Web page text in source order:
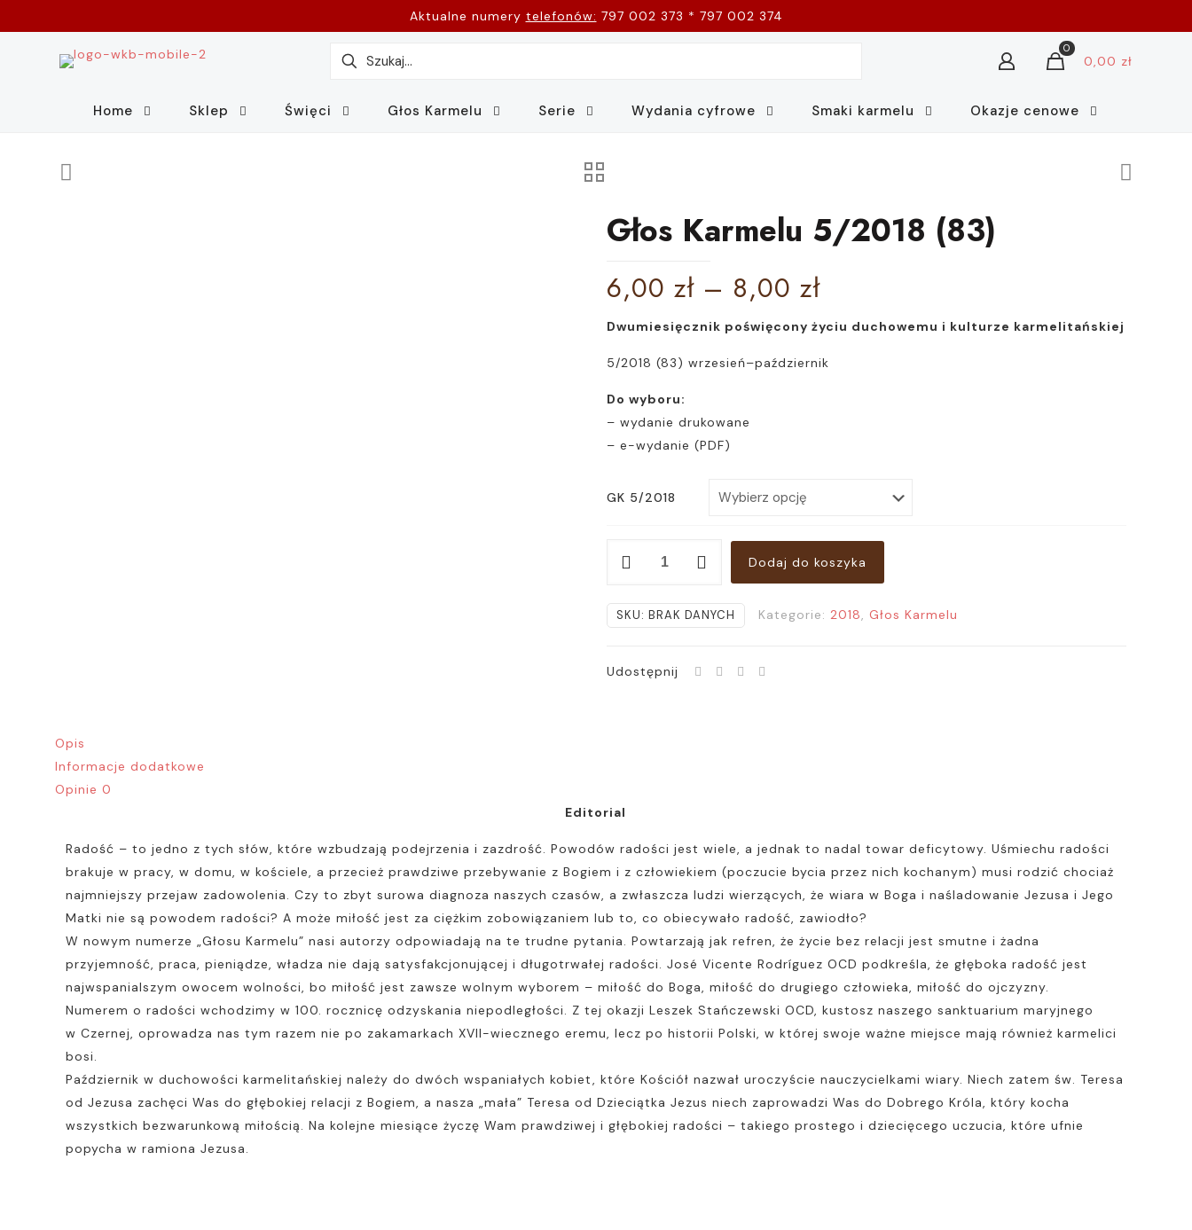
Aktualne numery telefonów: 797 002 373 * 797 002 374
0
0,00 zł
Home Sklep Święci Głos Karmelu Serie Wydania cyfrowe Smaki karmelu Okazje cenowe
Głos Karmelu 5/2018 (83)
6,00 zł – 8,00 złZakres
cen:
od
6,00 zł
Dwumiesięcznik poświęcony życiu duchowemu i kulturze karmelitańskiej
5/2018 (83) wrzesień–październik
Do wyboru:
– wydanie drukowane
– e-wydanie (PDF)
GK 5/2018
Głos
5/2018
Dodaj do koszyka
SKU: BRAK DANYCH Kategorie: 2018, Głos Karmelu
Udostępnij
Opis
Informacje dodatkowe
Opinie 0
Editorial
Radość – to jedno z tych słów, które wzbudzają podejrzenia i zazdrość. Powodów radości jest wiele, a jednak to nadal towar deficytowy. Uśmiechu radości
brakuje w pracy, w domu, w kościele, a przecież prawdziwe przebywanie z Bogiem i z człowiekiem (poczucie bycia przez nich kochanym) musi rodzić chociaż
najmniejszy przejaw zadowolenia. Czy to zbyt surowa diagnoza naszych czasów, a zwłaszcza ludzi wierzących, że wiara w Boga i naśladowanie Jezusa i Jego
Matki nie są powodem radości? A może miłość jest za ciężkim zobowiązaniem lub to, co obiecywało radość, zawiodło?
W nowym numerze „Głosu Karmelu” nasi autorzy odpowiadają na te trudne pytania. Powtarzają jak refren, że życie bez relacji jest smutne i żadna
przyjemność, praca, pieniądze, władza nie dają satysfakcjonującej i długotrwałej radości. José Vicente Rodríguez OCD podkreśla, że głęboka radość jest
najwspanialszym owocem wolności, bo miłość jest zawsze wolnym wyborem – miłość do Boga, miłość do drugiego człowieka, miłość do ojczyzny.
Numerem o radości wchodzimy w 100. rocznicę odzyskania niepodległości. Z tej okazji Leszek Stańczewski OCD, kustosz naszego sanktuarium maryjnego
w Czernej, oprowadza nas tym razem nie po zakamarkach XVII-wiecznego eremu, lecz po historii Polski, w której swoje ważne miejsce mają również karmelici
bosi.
Październik w duchowości karmelitańskiej należy do dwóch wspaniałych kobiet, które Kościół nazwał uroczyście nauczycielkami wiary. Niech zatem św. Teresa
od Jezusa zachęci Was do głębokiej relacji z Bogiem, a nasza „mała” Teresa od Dzieciątka Jezus niech zaprowadzi Was do Dobrego Króla, który kocha
wszystkich bezwarunkową miłością. Na kolejne miesiące życzę Wam prawdziwej i głębokiej radości – takiego prostego i dziecięcego uczucia, które ufnie
popycha w ramiona Jezusa.